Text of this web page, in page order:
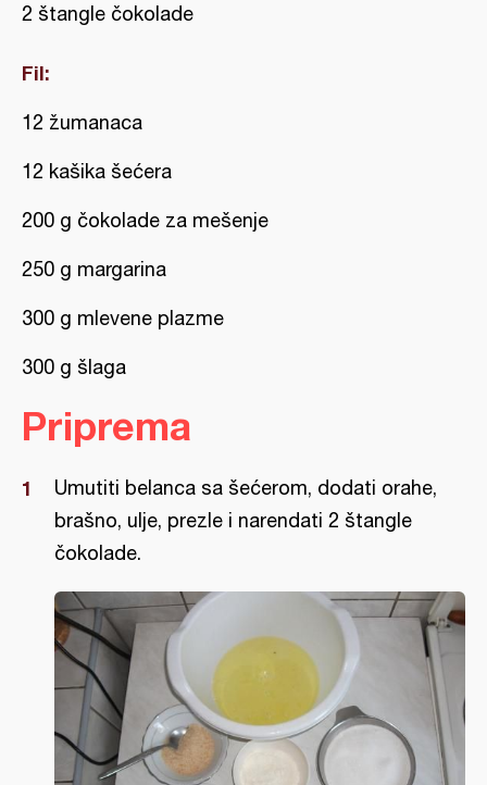
2 štangle čokolade
Fil:
12 žumanaca
12 kašika šećera
200 g čokolade za mešenje
250 g margarina
300 g mlevene plazme
300 g šlaga
Priprema
Umutiti belanca sa šećerom, dodati orahe,
brašno, ulje, prezle i narendati 2 štangle
čokolade.